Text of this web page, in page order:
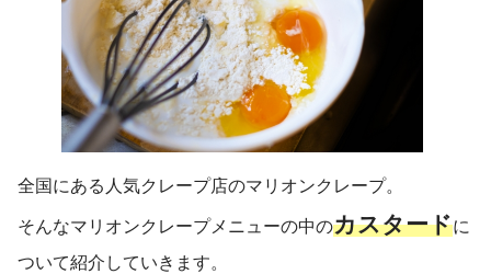
全国にある人気クレープ店のマリオンクレープ。
そんなマリオンクレープメニューの中のカスタードに
ついて紹介していきます。